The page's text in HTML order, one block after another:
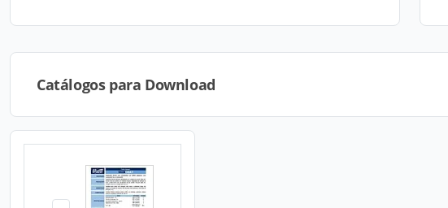
Catálogos para Download